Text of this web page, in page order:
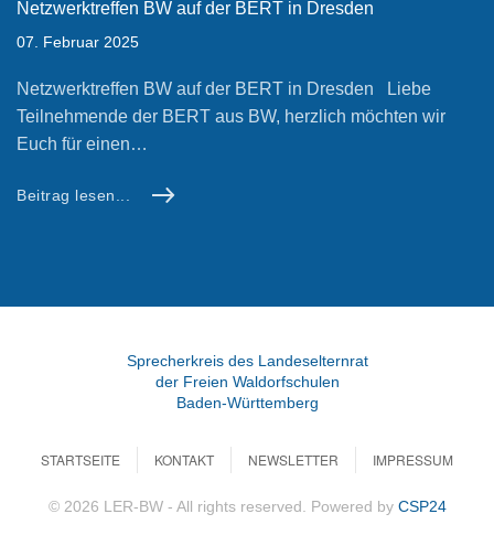
Netzwerktreffen BW auf der BERT in Dresden
07. Februar 2025
Netzwerktreffen BW auf der BERT in Dresden Liebe
Teilnehmende der BERT aus BW, herzlich möchten wir
Euch für einen…
Beitrag lesen...
Sprecherkreis des Landeselternrat
der Freien Waldorfschulen
Baden-Württemberg
STARTSEITE KONTAKT NEWSLETTER IMPRESSUM
© 2026 LER-BW - All rights reserved. Powered by CSP24